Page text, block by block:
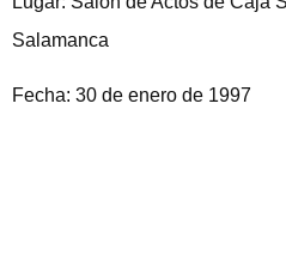
Salamanca
Fecha: 30 de enero de 1997